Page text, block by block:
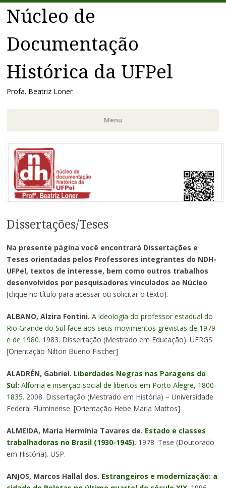
Núcleo de
Documentação
Histórica da UFPel
Profa. Beatriz Loner
Menu
Pular
para
conteúdo
Dissertações/Teses
Na presente página você encontrará Dissertações e
Teses orientadas pelos Professores integrantes do NDH-
UFPel, textos de interesse, bem como outros trabalhos
desenvolvidos por pesquisadores vinculados ao Núcleo
[clique no título para acessar ou solicitar o texto].
ALBANO, Alzira Fontini. A ideologia do professor estadual do
Rio Grande do Sul face aos seus movimentos grevistas de 1979
e de 1980. 1983. Dissertação (Mestrado em Educação). UFRGS.
[Orientação Nilton Bueno Fischer]
ALADRÉN, Gabriel. Liberdades Negras nas Paragens do
Sul: Alforria e inserção social de libertos em Porto Alegre, 1800-
1835. 2008. Dissertação (Mestrado em História) – Universidade
Federal Fluminense. [Orientação Hebe Maria Mattos]
ALMEIDA, Maria Hermínia Tavares de. Estado e classes
trabalhadoras no Brasil (1930-1945). 1978. Tese (Doutorado
em História). USP.
ANJOS, Marcos Hallal dos. Estrangeiros e modernização: a